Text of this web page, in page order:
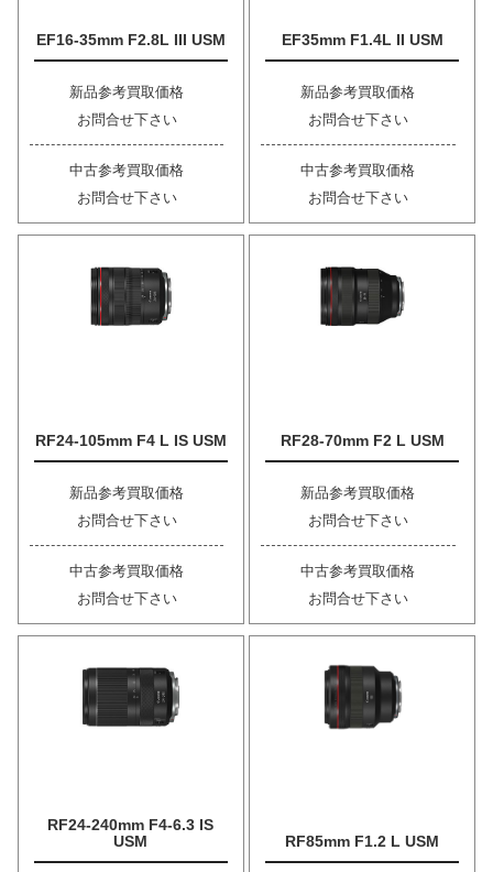
EF16-35mm F2.8L III USM
新品参考買取価格
お問合せ下さい
中古参考買取価格
お問合せ下さい
EF35mm F1.4L II USM
新品参考買取価格
お問合せ下さい
中古参考買取価格
お問合せ下さい
RF24-105mm F4 L IS USM
新品参考買取価格
お問合せ下さい
中古参考買取価格
お問合せ下さい
RF28-70mm F2 L USM
新品参考買取価格
お問合せ下さい
中古参考買取価格
お問合せ下さい
RF24-240mm F4-6.3 IS
USM
RF85mm F1.2 L USM